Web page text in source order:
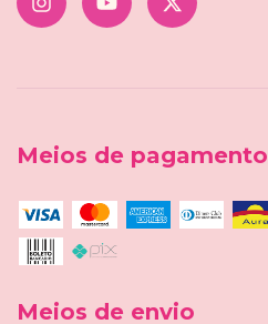
Meios de pagamento
Meios de envio